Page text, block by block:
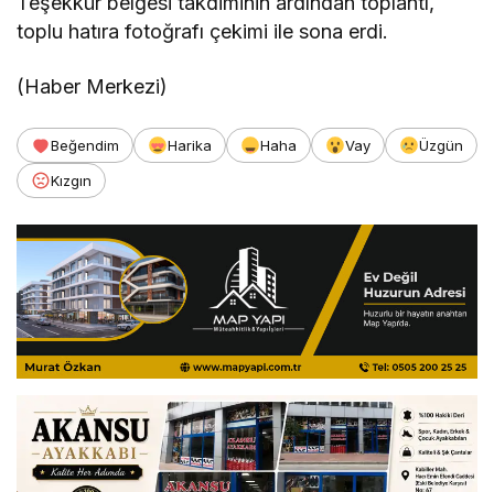
toplu hatıra fotoğrafı çekimi ile sona erdi.
(Haber Merkezi)
Beğendim Harika Haha Vay
Üzgün
Kızgın